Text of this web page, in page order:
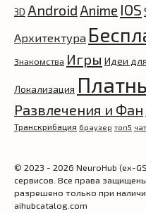
3D Android Anime IOS
Архитектура
Знакомства Игры Идеи
Локализация
Развлечения и Фан
Транскрибация браузер топ5
© 2023 - 2026 NeuroHub (ex-
сервисов. Все права
разрешено только при
aihubcatalog.com